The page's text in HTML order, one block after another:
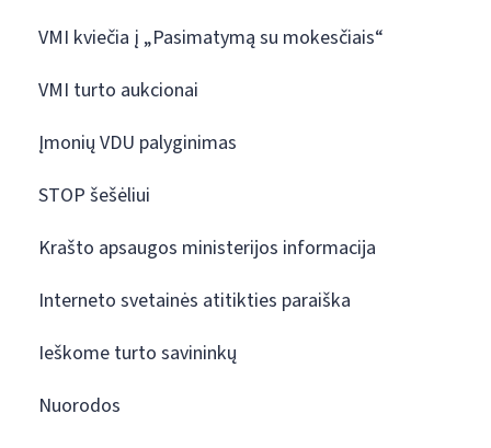
VMI kviečia į „Pasimatymą su mokesčiais“
VMI turto aukcionai
Įmonių VDU palyginimas
STOP šešėliui
Krašto apsaugos ministerijos informacija
Interneto svetainės atitikties paraiška
Ieškome turto savininkų
Nuorodos